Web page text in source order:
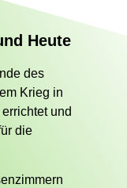
Heute
des
Krieg in
und
die